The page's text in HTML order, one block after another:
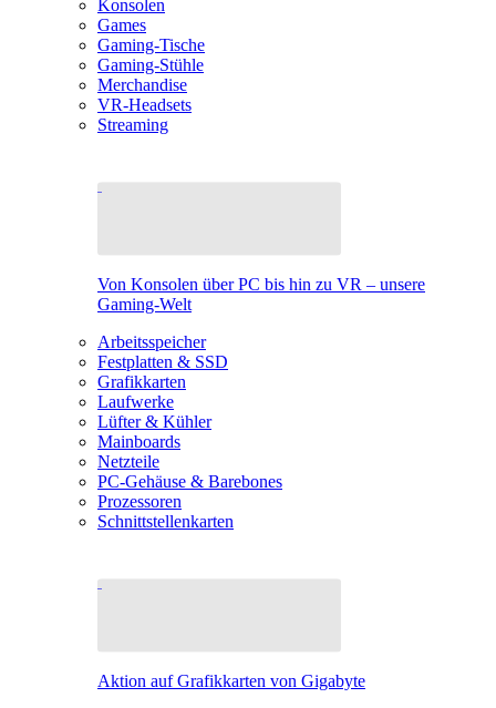
Konsolen
Games
Gaming-Tische
Gaming-Stühle
Merchandise
VR-Headsets
Streaming
Von Konsolen über PC bis hin zu VR – unsere
Gaming-Welt
Arbeitsspeicher
Festplatten & SSD
Grafikkarten
Laufwerke
Lüfter & Kühler
Mainboards
Netzteile
PC-Gehäuse & Barebones
Prozessoren
Schnittstellenkarten
Aktion auf Grafikkarten von Gigabyte